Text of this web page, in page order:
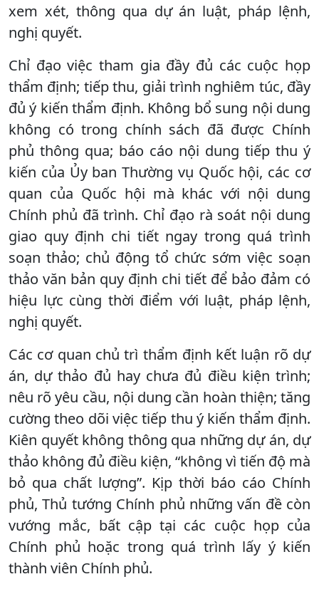
xem xét, thông qua dự án luật, pháp lệnh,
nghị quyết.
Chỉ đạo việc tham gia đầy đủ các cuộc họp
thẩm định; tiếp thu, giải trình nghiêm túc, đầy
đủ ý kiến thẩm định. Không bổ sung nội dung
không có trong chính sách đã được Chính
phủ thông qua; báo cáo nội dung tiếp thu ý
kiến của Ủy ban Thường vụ Quốc hội, các cơ
quan của Quốc hội mà khác với nội dung
Chính phủ đã trình. Chỉ đạo rà soát nội dung
giao quy định chi tiết ngay trong quá trình
soạn thảo; chủ động tổ chức sớm việc soạn
thảo văn bản quy định chi tiết để bảo đảm có
hiệu lực cùng thời điểm với luật, pháp lệnh,
nghị quyết.
Các cơ quan chủ trì thẩm định kết luận rõ dự
án, dự thảo đủ hay chưa đủ điều kiện trình;
nêu rõ yêu cầu, nội dung cần hoàn thiện; tăng
cường theo dõi việc tiếp thu ý kiến thẩm định.
Kiên quyết không thông qua những dự án, dự
thảo không đủ điều kiện, “không vì tiến độ mà
bỏ qua chất lượng”. Kịp thời báo cáo Chính
phủ, Thủ tướng Chính phủ những vấn đề còn
vướng mắc, bất cập tại các cuộc họp của
Chính phủ hoặc trong quá trình lấy ý kiến
thành viên Chính phủ.